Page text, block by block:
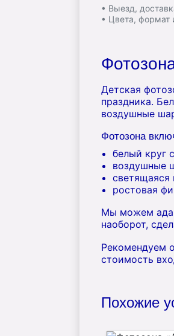
• Выезд,
• Цвета,
Детская
праздника.
воздушные
Фотозона
белый круг
воздушные
ростовая
Мы можем
наоборот,
Рекомендуем
стоимость
Похожие